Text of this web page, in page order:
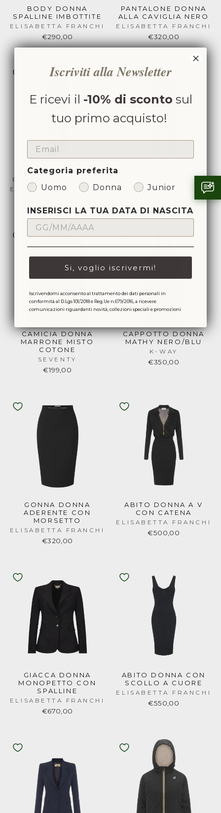
BODY DONNA
SPALLINE IMBOTTITE
ELISABETTA FRANCHI
€290,00
PANTALONE DONNA
ALLA CAVIGLIA NERO
ELISABETTA FRANCHI
€320,00
PANTALONE DONNA
CON RIGHE GESSATE
ELISABETTA FRANCHI ELISABETTA FRANCHI
CAMICIA DONNA
MARRONE MISTO
COTONE
SEVENTY
€199,00
CAPPOTTO DONNA
MATHY NERO/BLU
K-WAY
€350,00
GONNA DONNA
ADERENTE CON
MORSETTO
ELISABETTA FRANCHI
€320,00
ABITO DONNA A V
CON CATENA
ELISABETTA FRANCHI
€500,00
GIACCA DONNA
MONOPETTO CON
SPALLINE
ELISABETTA FRANCHI
€670,00
ABITO DONNA CON
SCOLLO A CUORE
ELISABETTA FRANCHI
€550,00
Iscriviti alla Newsletter
E ricevi il -10% di sconto sul
tuo primo acquisto!
EMAIL
Categoria preferita
Uomo
Donna Junior
INSERISCI LA TUA DATA DI NASCITA
Si, voglio iscrivermi!
Iscrivendomi acconsento al trattamento dei dati personali in
conformità al D.Lgs 101/2018 e Reg.Ue n.679/2016, a ricevere
comunicazioni riguardanti novità, collezioni speciali e promozioni